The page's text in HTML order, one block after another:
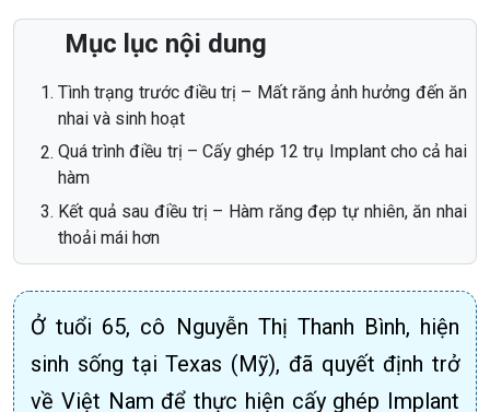
Mục lục nội dung
Tình trạng trước điều trị – Mất răng ảnh hưởng đến ăn
nhai và sinh hoạt
Quá trình điều trị – Cấy ghép 12 trụ Implant cho cả hai
hàm
Kết quả sau điều trị – Hàm răng đẹp tự nhiên, ăn nhai
thoải mái hơn
Ở tuổi 65, cô Nguyễn Thị Thanh Bình, hiện
sinh sống tại Texas (Mỹ), đã quyết định trở
về Việt Nam để thực hiện cấy ghép Implant